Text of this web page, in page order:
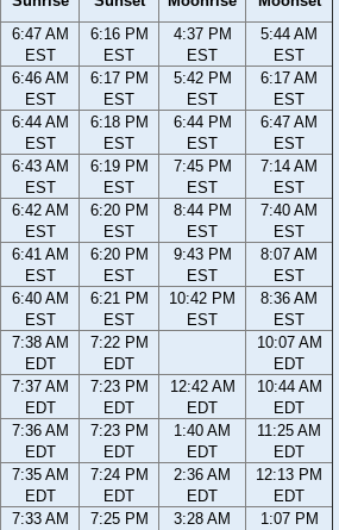
6:47 AM
EST
6:16 PM
EST
4:37 PM
EST
5:44 AM
EST
6:46 AM
EST
6:17 PM
EST
5:42 PM
EST
6:17 AM
EST
6:44 AM
EST
6:18 PM
EST
6:44 PM
EST
6:47 AM
EST
6:43 AM
EST
6:19 PM
EST
7:45 PM
EST
7:14 AM
EST
6:42 AM
EST
6:20 PM
EST
8:44 PM
EST
7:40 AM
EST
6:41 AM
EST
6:20 PM
EST
9:43 PM
EST
8:07 AM
EST
6:40 AM
EST
6:21 PM
EST
10:42 PM
EST
8:36 AM
EST
7:38 AM
EDT
7:22 PM
EDT
10:07 AM
EDT
7:37 AM
EDT
7:23 PM
EDT
12:42 AM
EDT
10:44 AM
EDT
7:36 AM
EDT
7:23 PM
EDT
1:40 AM
EDT
11:25 AM
EDT
7:35 AM
EDT
7:24 PM
EDT
2:36 AM
EDT
12:13 PM
EDT
7:33 AM
7:25 PM
3:28 AM
1:07 PM